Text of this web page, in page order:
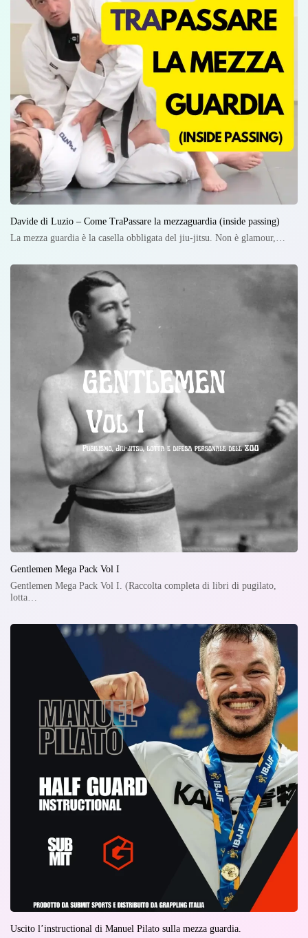
Davide di Luzio – Come TraPassare la mezzaguardia (inside passing)
La mezza guardia è la casella obbligata del jiu-jitsu. Non è glamour,…
Gentlemen Mega Pack Vol I
Gentlemen Mega Pack Vol I. (Raccolta completa di libri di pugilato,
lotta…
Uscito l’instructional di Manuel Pilato sulla mezza guardia.